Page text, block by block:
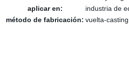
aplicar en:
industria de
método de fabricación: vuelta-casting